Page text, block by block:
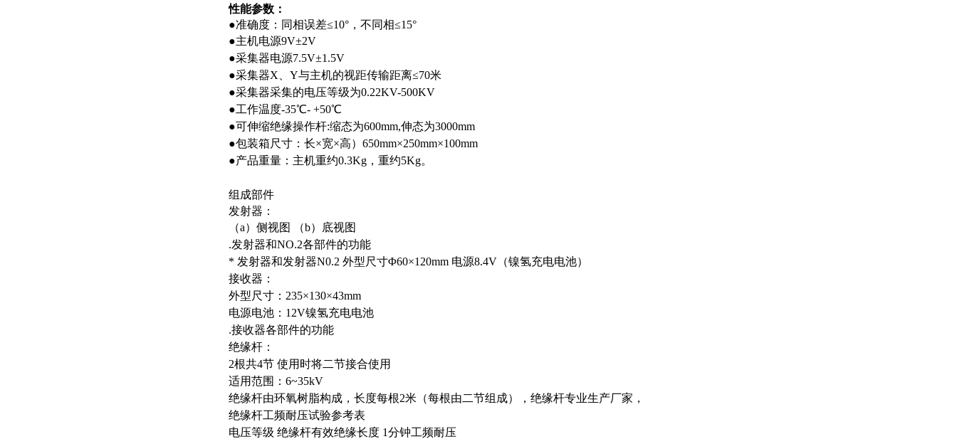
性能参数：
●准确度：同相误差≤10°，不同相≤15°
●主机电源9V±2V
●采集器电源7.5V±1.5V
●采集器X、Y与主机的视距传输距离≤70米
●采集器采集的电压等级为0.22KV-500KV
●工作温度-35℃- +50℃
●可伸缩绝缘操作杆:缩态为600mm,伸态为3000mm
●包装箱尺寸：长×宽×高）650mm×250mm×100mm
●产品重量：主机重约0.3Kg，重约5Kg。
组成部件
发射器：
（a）侧视图 （b）底视图
.发射器和NO.2各部件的功能
* 发射器和发射器N0.2 外型尺寸Φ60×120mm 电源8.4V（镍氢充电电池）
接收器：
外型尺寸：235×130×43mm
电源电池：12V镍氢充电电池
.接收器各部件的功能
绝缘杆：
2根共4节 使用时将二节接合使用
适用范围：6~35kV
绝缘杆由环氧树脂构成，长度每根2米（每根由二节组成），绝缘杆专业生产厂家，
绝缘杆工频耐压试验参考表
电压等级 绝缘杆有效绝缘长度 1分钟工频耐压